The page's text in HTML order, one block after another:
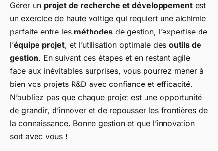
Gérer un projet de recherche et développement est
un exercice de haute voltige qui requiert une alchimie
parfaite entre les méthodes de gestion, l’expertise de
l’équipe projet, et l’utilisation optimale des outils de
gestion. En suivant ces étapes et en restant agile
face aux inévitables surprises, vous pourrez mener à
bien vos projets R&D avec confiance et efficacité.
N’oubliez pas que chaque projet est une opportunité
de grandir, d’innover et de repousser les frontières de
la connaissance. Bonne gestion et que l’innovation
soit avec vous !